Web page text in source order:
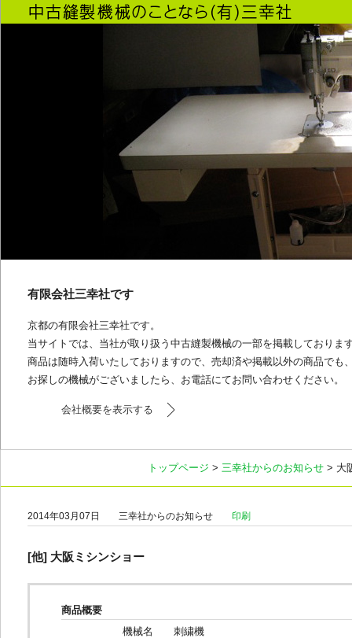
有限会社三幸社です
京都の有限会社三幸社です。
当サイトでは、当社が取り扱う中古縫製機械の一部を掲載しておりま
商品は随時入荷いたしておりますので、売却済や掲載以外の商品でも
お探しの機械がございましたら、お電話にてお問い合わせください。
会社概要を表示する
トップページ > 三幸社からのお知らせ > 大
2014年03月07日 三幸社からのお知らせ 印刷
[他] 大阪ミシンショー
商品概要
機械名
刺繍機